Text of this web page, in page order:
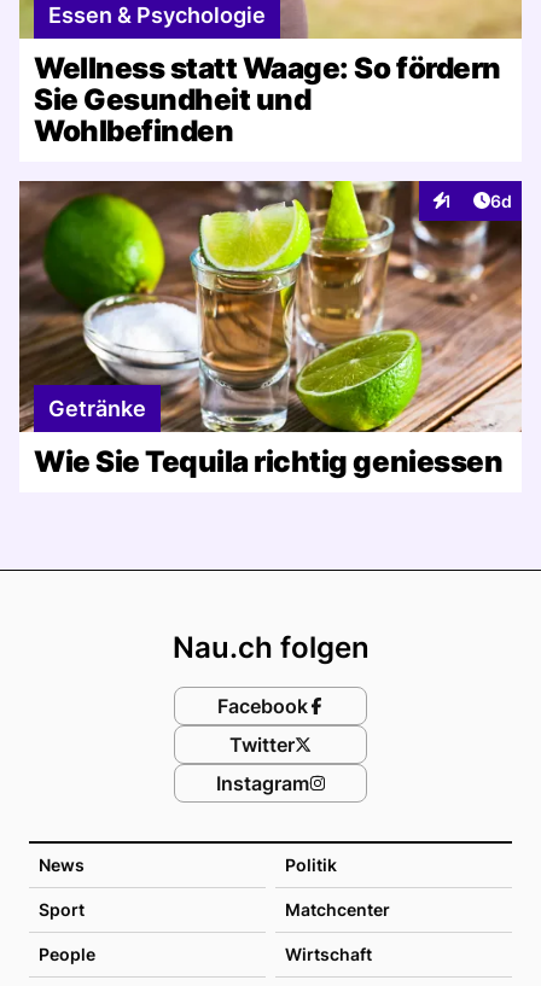
Essen & Psychologie
Wellness statt Waage: So fördern
Sie Gesundheit und
Wohlbefinden
1
Interaktionen
6d
Getränke
Wie Sie Tequila richtig geniessen
News Politik
Sport Matchcenter
People Wirtschaft
Nau.ch folgen
Facebook
Twitter
Instagram